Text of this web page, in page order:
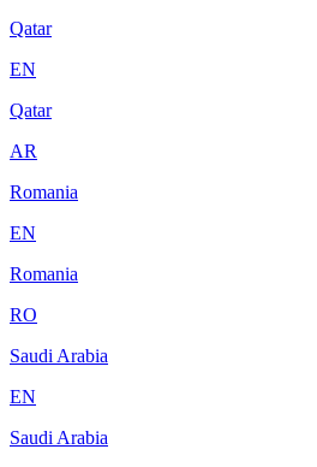
Qatar
EN
Qatar
AR
Romania
EN
Romania
RO
Saudi Arabia
EN
Saudi Arabia